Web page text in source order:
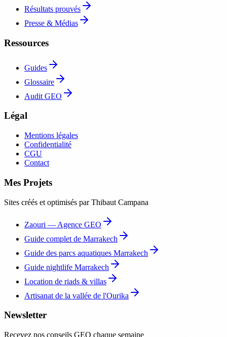
Résultats prouvés
Presse & Médias
Ressources
Guides
Glossaire
Audit GEO
Légal
Mentions légales
Confidentialité
CGU
Contact
Mes Projets
Sites créés et optimisés par Thibaut Campana
Zaouri — Agence GEO
Guide complet de Marrakech
Guide des parcs aquatiques Marrakech
Guide nightlife Marrakech
Location de riads & villas
Artisanat de la vallée de l'Ourika
Newsletter
Recevez nos conseils GEO chaque semaine